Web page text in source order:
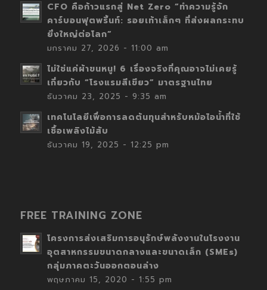
CFO คือก้าวแรกสู่ Net Zero “ทำความรู้จัก
คาร์บอนฟุตพริ้นท์: รอยเท้าเล็กๆ ที่ส่งผลกระทบ
ยิ่งใหญ่ต่อโลก”
มกราคม 27, 2026 - 11:00 am
ไม่ใช่แค่ผ้าขนหนู! 6 เรื่องจริงที่คุณอาจไม่เคยรู้
เกี่ยวกับ “โรงแรมสีเขียว” มาตรฐานไทย
ธันวาคม 23, 2025 - 9:35 am
เทคโนโลยีเพื่อการลดต้นทุนสำหรับหม้อไอน้ำที่ใช้
เชื้อเพลิงไม้สับ
ธันวาคม 19, 2025 - 12:25 pm
FREE TRAINING ZONE
โครงการส่งเสริมการอนุรักษ์พลังงานในโรงงาน
อุตสาหกรรมขนาดกลางและขนาดเล็ก (SMEs)
กลุ่มภาคตะวันออกตอนล่าง
พฤษภาคม 15, 2020 - 1:55 pm